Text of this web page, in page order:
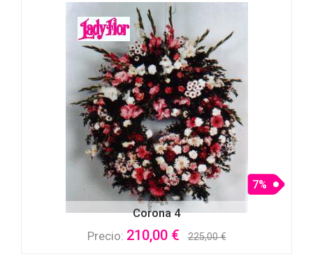
Corona 4
7%
Precio: 210,00 € 225,00 €